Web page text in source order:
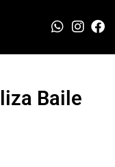
Baile